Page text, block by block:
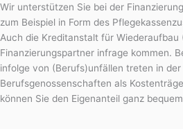
Wir unterstützen Sie bei der
zum Beispiel in Form des
Auch die Kreditanstalt für Wiederaufbau
Finanzierungspartner infrage kommen.
infolge von (Berufs)unfällen treten in
Berufsgenossenschaften als
können Sie den Eigenanteil ganz